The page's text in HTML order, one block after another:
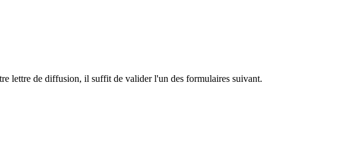
lettre de diffusion, il suffit de valider l'un des formulaires suivant.